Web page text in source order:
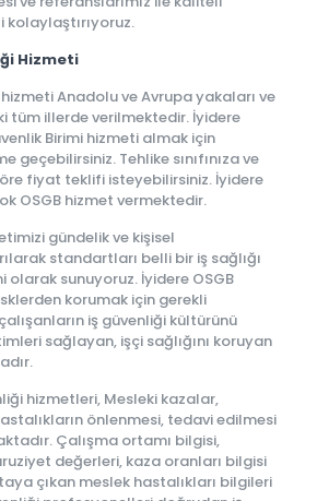
kolaylaştırıyoruz.
Hizmeti
Anadolu ve Avrupa yakaları ve
tüm illerde verilmektedir. İyidere
Birimi hizmeti almak için
geçebilirsiniz. Tehlike sınıfınıza ve
fiyat teklifi isteyebilirsiniz. İyidere
OSGB hizmet vermektedir.
gündelik ve kişisel
standartları belli bir iş sağlığı
olarak sunuyoruz. İyidere OSGB
korumak için gerekli
iş güvenliği kültürünü
sağlayan, işçi sağlığını koruyan
hizmetleri, Mesleki kazalar,
önlenmesi, tedavi edilmesi
Çalışma ortamı bilgisi,
değerleri, kaza oranları bilgisi
çıkan meslek hastalıkları bilgileri